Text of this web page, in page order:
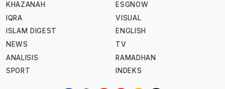
KHAZANAH
IQRA
ISLAM DIGEST
NEWS
ANALISIS
SPORT
ESGNOW
VISUAL
ENGLISH
TV
RAMADHAN
INDEKS